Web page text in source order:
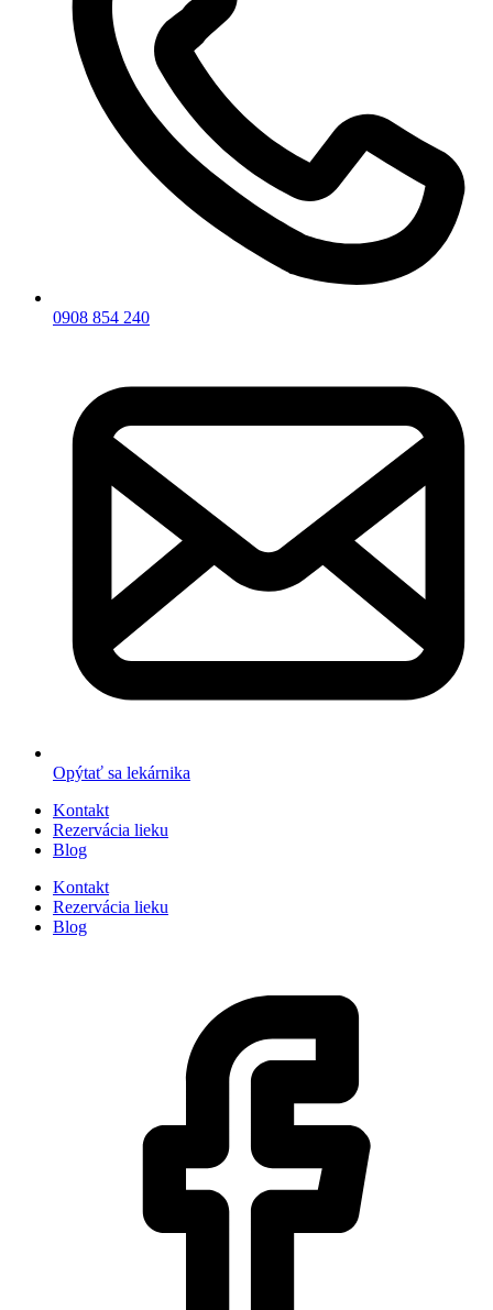
0908 854 240
Opýtať sa lekárnika
Kontakt
Rezervácia lieku
Blog
Kontakt
Rezervácia lieku
Blog